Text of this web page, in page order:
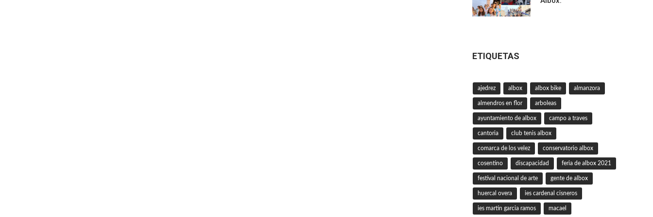
ETIQUETAS
ajedrez albox albox bike almanzora
almendros en flor arboleas
ayuntamiento de albox campo a traves
cantoria club tenis albox
comarca de los velez conservatorio albox
cosentino discapacidad feria de albox 2021
festival nacional de arte gente de albox
huercal overa ies cardenal cisneros
ies martin garcia ramos macael